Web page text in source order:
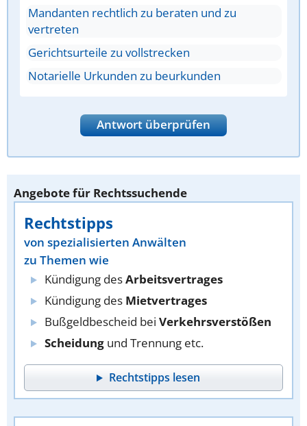
Mandanten rechtlich zu beraten und zu
vertreten
Gerichtsurteile zu vollstrecken
Notarielle Urkunden zu beurkunden
Antwort überprüfen
Angebote für Rechtssuchende
Rechtstipps
von spezialisierten Anwälten
zu Themen wie
Kündigung desArbeitsvertrages
Kündigung des Mietvertrages
Bußgeldbescheid bei Verkehrsverstößen
Scheidung und Trennung etc.
Rechtstipps lesen